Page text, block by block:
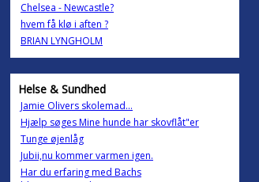
Chelsea - Newcastle?
hvem få klø i aften ?
BRIAN LYNGHOLM
Helse & Sundhed
Jamie Olivers skolemad...
Hjælp søges Mine hunde har skovflåt"er
Tunge øjenlåg
Jubii,nu kommer varmen igen.
Har du erfaring med Bachs